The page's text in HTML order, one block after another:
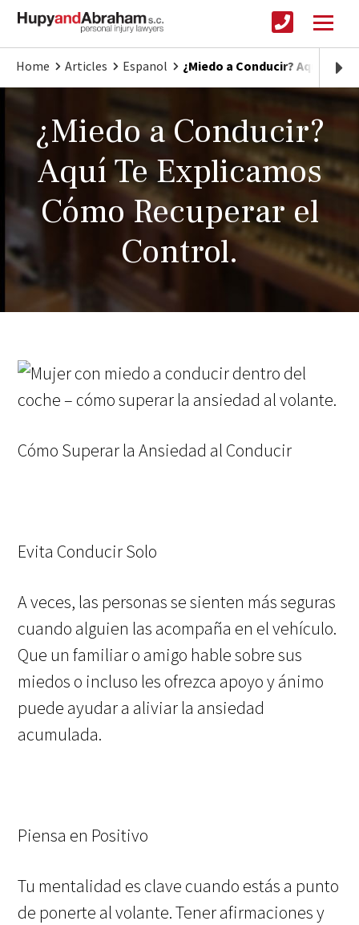
Home Articles Espanol ¿Miedo a Conducir? Aquí Te
¿Miedo a Conducir?
Aquí Te Explicamos
Cómo Recuperar el
Control.
Cómo Superar la Ansiedad al Conducir
Evita Conducir Solo
A veces, las personas se sienten más seguras
cuando alguien las acompaña en el vehículo.
Que un familiar o amigo hable sobre sus
miedos o incluso les ofrezca apoyo y ánimo
puede ayudar a aliviar la ansiedad
acumulada.
Piensa en Positivo
Tu mentalidad es clave cuando estás a punto
de ponerte al volante. Tener afirmaciones y